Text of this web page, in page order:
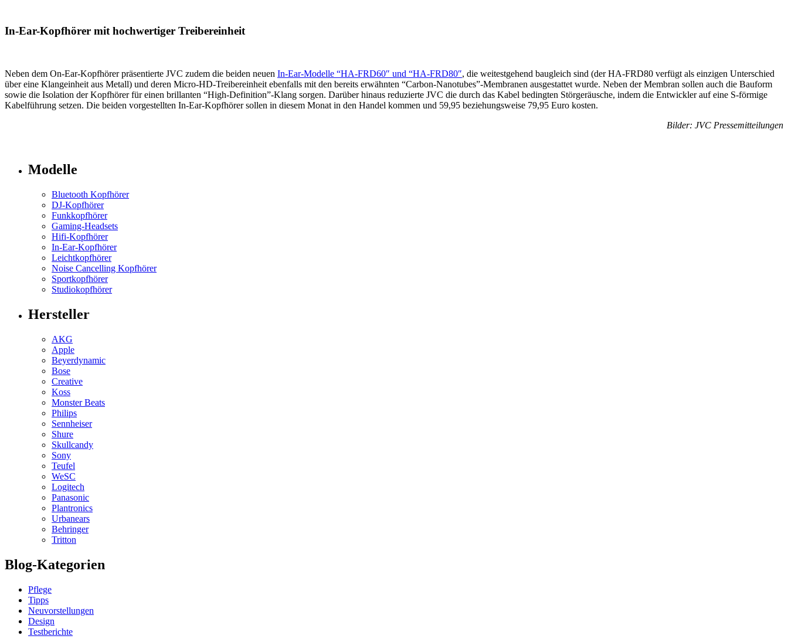
In-Ear-Kopfhörer mit hochwertiger Treibereinheit
Neben dem On-Ear-Kopfhörer präsentierte JVC zudem die beiden neuen In-Ear-Modelle “HA-FRD60″ und “HA-FRD80″, die weitestgehend baugleich sind (der HA-FRD80 verfügt als einzigen Unterschied
über eine Klangeinheit aus Metall) und deren Micro-HD-Treibereinheit ebenfalls mit den bereits erwähnten “Carbon-Nanotubes”-Membranen ausgestattet wurde. Neben der Membran sollen auch die Bauform
sowie die Isolation der Kopfhörer für einen brillanten “High-Definition”-Klang sorgen. Darüber hinaus reduzierte JVC die durch das Kabel bedingten Störgeräusche, indem die Entwickler auf eine S-förmige
Kabelführung setzen. Die beiden vorgestellten In-Ear-Kopfhörer sollen in diesem Monat in den Handel kommen und 59,95 beziehungsweise 79,95 Euro kosten.
Bilder: JVC Pressemitteilungen
Modelle
Bluetooth Kopfhörer
DJ-Kopfhörer
Funkkopfhörer
Gaming-Headsets
Hifi-Kopfhörer
In-Ear-Kopfhörer
Leichtkopfhörer
Noise Cancelling Kopfhörer
Sportkopfhörer
Studiokopfhörer
Hersteller
AKG
Apple
Beyerdynamic
Bose
Creative
Koss
Monster Beats
Philips
Sennheiser
Shure
Skullcandy
Sony
Teufel
WeSC
Logitech
Panasonic
Plantronics
Urbanears
Behringer
Tritton
Blog-Kategorien
Pflege
Tipps
Neuvorstellungen
Design
Testberichte